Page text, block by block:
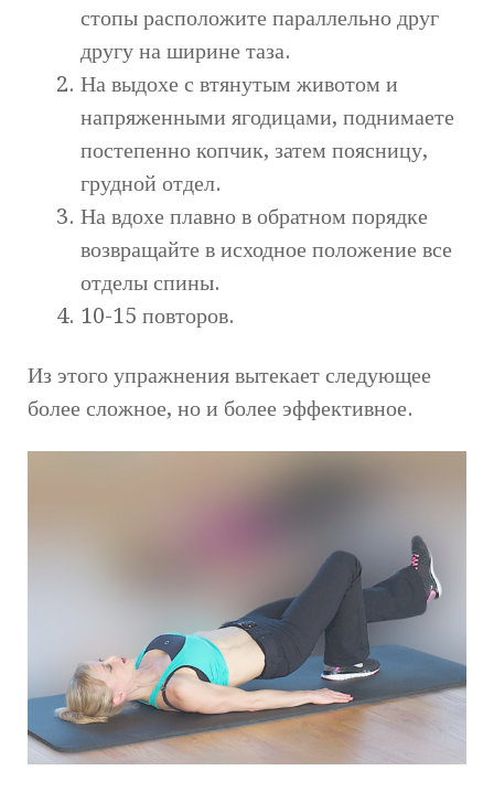
стопы расположите параллельно друг
другу на ширине таза.
На выдохе с втянутым животом и
напряженными ягодицами, поднимаете
постепенно копчик, затем поясницу,
грудной отдел.
На вдохе плавно в обратном порядке
возвращайте в исходное положение все
отделы спины.
10-15 повторов.
Из этого упражнения вытекает следующее
более сложное, но и более эффективное.